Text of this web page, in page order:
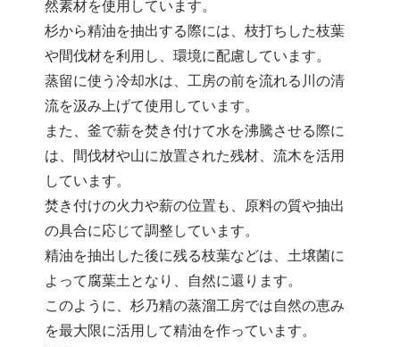
然素材を使用しています。
杉から精油を抽出する際には、枝打ちした枝葉
や間伐材を利用し、環境に配慮しています。
蒸留に使う冷却水は、工房の前を流れる川の清
流を汲み上げて使用しています。
また、釜で薪を焚き付けて水を沸騰させる際に
は、間伐材や山に放置された残材、流木を活用
しています。
焚き付けの火力や薪の位置も、原料の質や抽出
の具合に応じて調整しています。
精油を抽出した後に残る枝葉などは、土壌菌に
よって腐葉土となり、自然に還ります。
このように、杉乃精の蒸溜工房では自然の恵み
を最大限に活用して精油を作っています。